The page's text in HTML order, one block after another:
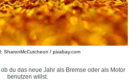
SharonMcCutcheon / pixabay.com
du das neue Jahr als Bremse oder als Motor
benutzen willst.